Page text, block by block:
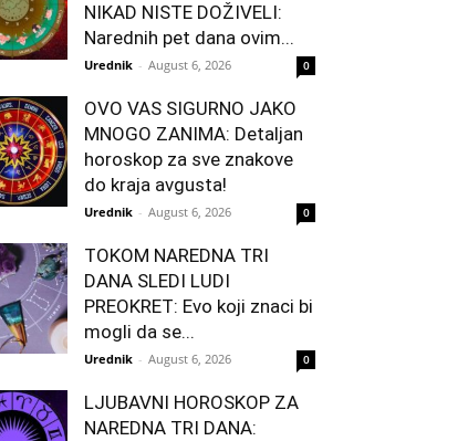
NIKAD NISTE DOŽIVELI:
Narednih pet dana ovim...
Urednik - August 6, 2026 0
OVO VAS SIGURNO JAKO
MNOGO ZANIMA: Detaljan
horoskop za sve znakove
do kraja avgusta!
Urednik - August 6, 2026 0
TOKOM NAREDNA TRI
DANA SLEDI LUDI
PREOKRET: Evo koji znaci bi
mogli da se...
Urednik - August 6, 2026 0
LJUBAVNI HOROSKOP ZA
NAREDNA TRI DANA: